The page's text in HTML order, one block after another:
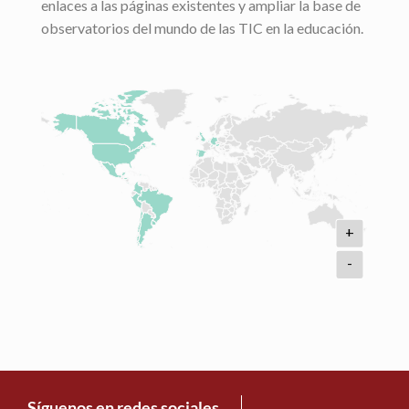
enlaces a las páginas existentes y ampliar la base de
observatorios del mundo de las TIC en la educación.
+
-